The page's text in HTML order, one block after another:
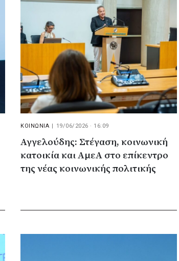
ΚΟΙΝΩΝΙΑ | 19/06/2026 · 16:09
Αγγελούδης: Στέγαση, κοινωνική
κατοικία και ΑμεΑ στο επίκεντρο
της νέας κοινωνικής πολιτικής